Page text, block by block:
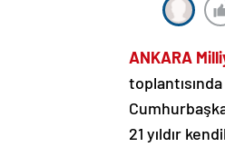
ANKARA
21 yıldır